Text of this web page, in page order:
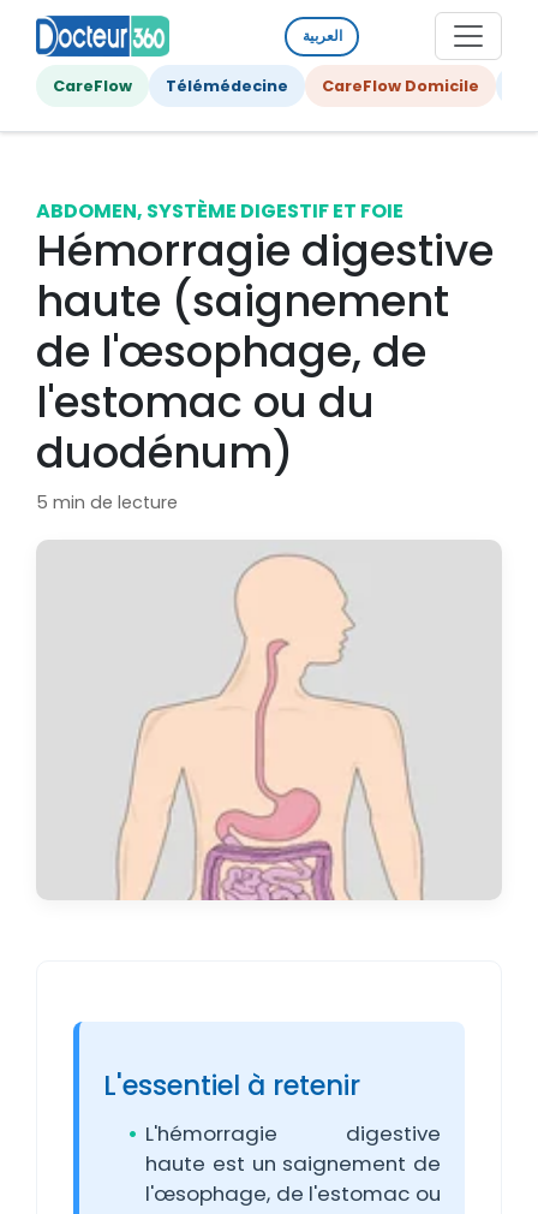
العربية
CareFlow Télémédecine CareFlow Domicile
ABDOMEN, SYSTÈME DIGESTIF ET FOIE
Hémorragie digestive
haute (saignement
de l'œsophage, de
l'estomac ou du
duodénum)
5 min de lecture
L'essentiel à retenir
L'hémorragie digestive
haute est un saignement de
l'œsophage, de l'estomac ou